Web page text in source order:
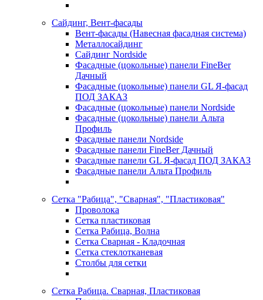
Сайдинг, Вент-фасады
Вент-фасады (Навесная фасадная система)
Металлосайдинг
Сайдинг Nordside
Фасадные (цокольные) панели FineBer
Дачный
Фасадные (цокольные) панели GL Я-фасад
ПОД ЗАКАЗ
Фасадные (цокольные) панели Nordside
Фасадные (цокольные) панели Альта
Профиль
Фасадные панели Nordside
Фасадные панели FineBer Дачный
Фасадные панели GL Я-фасад ПОД ЗАКАЗ
Фасадные панели Альта Профиль
Сетка "Рабица", "Сварная", "Пластиковая"
Проволока
Сетка пластиковая
Сетка Рабица, Волна
Сетка Сварная - Кладочная
Сетка стеклотканевая
Столбы для сетки
Сетка Рабица. Сварная, Пластиковая